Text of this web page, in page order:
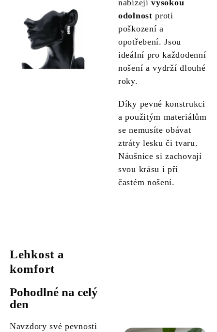
nabízejívysokou
odolnost proti
poškození a
opotřebení. Jsou
ideální pro každodenní
nošení a vydrží dlouhé
roky.
Díky pevné konstrukci
a použitým materiálům
se nemusíte obávat
ztráty lesku či tvaru.
Náušnice si zachovají
svou krásu i při
častém nošení.
Lehkost a
komfort
Pohodlné na celý
den
Navzdory své pevnosti